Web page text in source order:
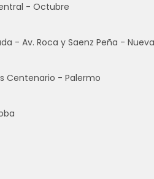
- Octubre
- Av. Roca y Saenz Peña -
Centenario - Palermo